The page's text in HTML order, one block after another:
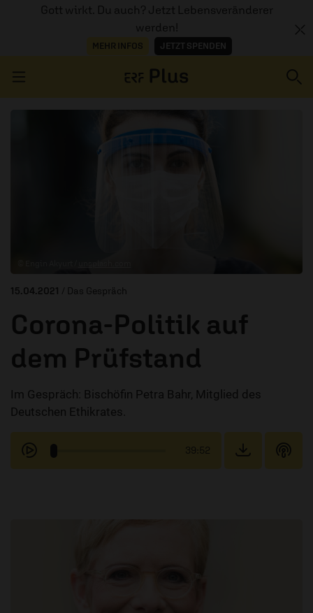
Gott wirkt. Du auch? Jetzt Lebensveränderer
werden!
MEHR INFOS JETZT SPENDEN
15.04.2021 / Das Gespräch
Corona-Politik auf
dem Prüfstand
Im Gespräch: Bischöfin Petra Bahr, Mitglied des
Deutschen Ethikrates.
39:52